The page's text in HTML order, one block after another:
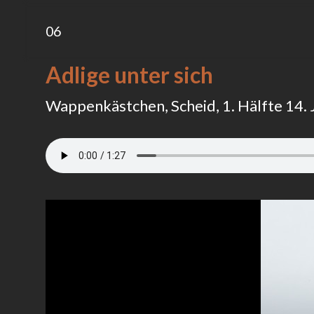
06
Adlige unter sich
Wappenkästchen, Scheid, 1. Hälfte 14.